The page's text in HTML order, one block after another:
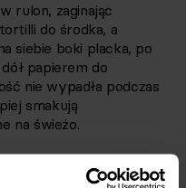
rulon, zaginając
do środka, a
siebie boki placka, po
papierem do
nie wypadła podczas
smakują
na świeżo.